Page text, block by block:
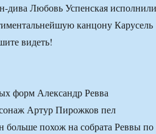
дива Любовь Успенская исполнили
канцону Карусель
видеть!
форм Александр Ревва
Артур Пирожков пел
больше похож на собрата Реввы по